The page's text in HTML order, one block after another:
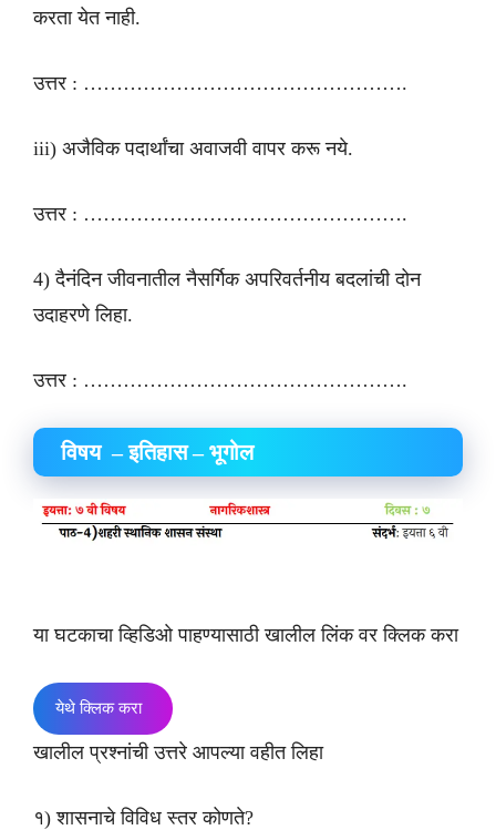
करता येत नाही.
उत्तर : ………………………………………….
iii) अजैविक पदार्थांचा अवाजवी वापर करू नये.
उत्तर : ………………………………………….
4) दैनंदिन जीवनातील नैसर्गिक अपरिवर्तनीय बदलांची दोन
उदाहरणे लिहा.
उत्तर : ………………………………………….
विषय – इतिहास – भूगोल
या घटकाचा व्हिडिओ पाहण्यासाठी खालील लिंक वर क्लिक करा
येथे क्लिक करा
खालील प्रश्नांची उत्तरे आपल्या वहीत लिहा
१) शासनाचे विविध स्तर कोणते?